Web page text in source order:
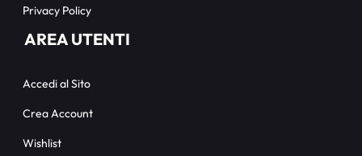
Privacy Policy
AREA UTENTI
Accedi al Sito
Crea Account
Wishlist